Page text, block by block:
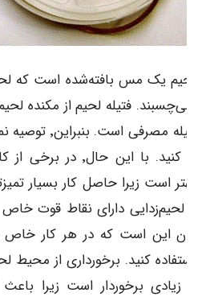
لحیم یک مس بافته‌شده است که
می‌چسبند. فتیله لحیم از مکنده
یک وسیله مصرفی
استفاده کنید. با این حال٬
بهتر است زیرا حاصل کار بسیار
ابزار لحیم‌زدایی دارای نقاط قوت
این است که در هر کار خاص
استفاده کنید. برخورداری از محیط
زیادی برخوردار است زیرا